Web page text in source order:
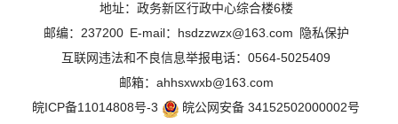
地址：政务新区行政中心综合楼6楼
邮编：237200 E-mail：hsdzzwzx@163.com
隐私保护
互联网违法和不良信息举报电话：0564-5025409
邮箱：ahhsxwxb@163.com
皖ICP备11014808号-3
皖公网安备 34152502000002号